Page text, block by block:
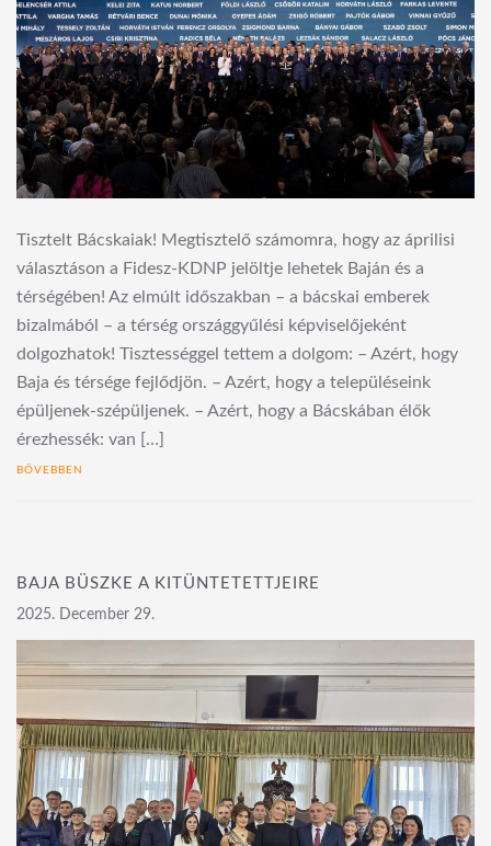
Tisztelt Bácskaiak! Megtisztelő számomra, hogy az áprilisi
választáson a Fidesz-KDNP jelöltje lehetek Baján és a
térségében! Az elmúlt időszakban – a bácskai emberek
bizalmából – a térség országgyűlési képviselőjeként
dolgozhatok! Tisztességgel tettem a dolgom: – Azért, hogy
Baja és térsége fejlődjön. – Azért, hogy a településeink
épüljenek-szépüljenek. – Azért, hogy a Bácskában élők
érezhessék: van […]
BŐVEBBEN
BAJA BÜSZKE A KITÜNTETETTJEIRE
2025. December 29.